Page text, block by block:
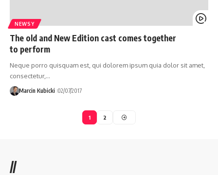
NEWSY
The old and New Edition cast comes together
to perform
Neque porro quisquam est, qui dolorem ipsum quia dolor sit amet,
consectetur,…
Marcin Kubicki 02/07/2017
1 2
//